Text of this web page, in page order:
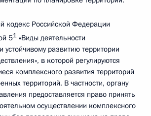
кодекс Российской Федерации
51 «Виды деятельности
устойчивому развитию территории
в которой регулируются
комплексного развития территорий
территорий. В частности, органу
предоставляется право принять
осуществлении комплексного